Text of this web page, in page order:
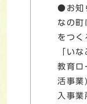
●お知
なの
をつ
「い
教育
活事
入事